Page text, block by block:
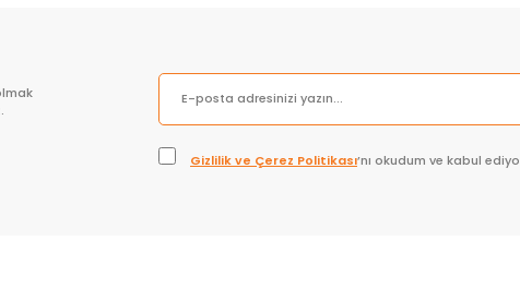
Gizlilik ve Çerez Politikası’nı okudum ve kabul